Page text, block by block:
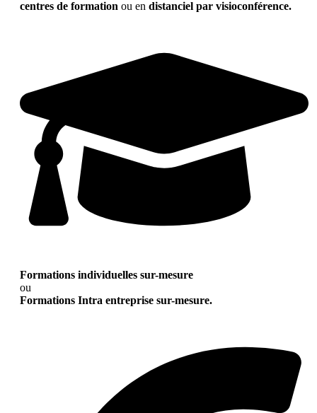
centres de formation ou en distanciel par visioconférence.
Formations individuelles sur-mesure
ou
Formations Intra entreprise sur-mesure.